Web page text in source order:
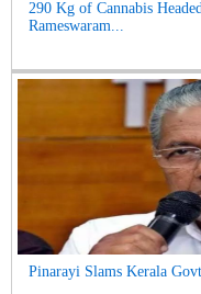
290 Kg of Cannabis
Rameswaram...
Pinarayi Slams Kerala